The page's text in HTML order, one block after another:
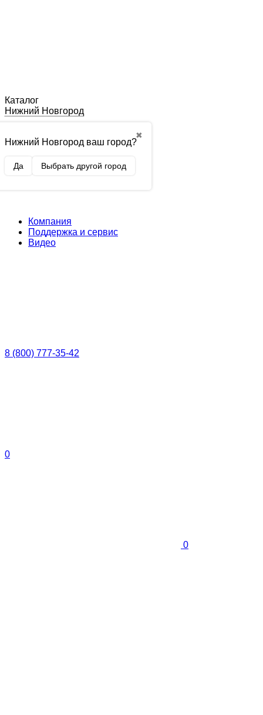
Каталог
Нижний Новгород
✖
Нижний Новгород ваш город?
Да Выбрать другой город
Компания
Поддержка и сервис
Видео
8 (800) 777-35-42
0
0